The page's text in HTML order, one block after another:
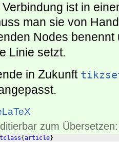
ist in
man sie von
Nodes
Linie setzt.
in Zukunft
zum Übersetzen:
{article}